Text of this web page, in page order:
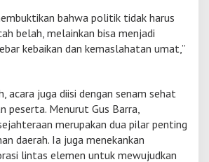
bahwa politik tidak harus
belah, melainkan bisa menjadi
kebaikan dan kemaslahatan umat,”
acara juga diisi dengan senam sehat
peserta. Menurut Gus Barra,
merupakan dua pilar penting
daerah. Ia juga menekankan
lintas elemen untuk mewujudkan